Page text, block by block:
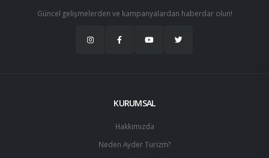
Güncel gelişmelerden ve kampanyalardan haberdar olun!
KURUMSAL
Hakkımızda
Neden Ayder Turizm?